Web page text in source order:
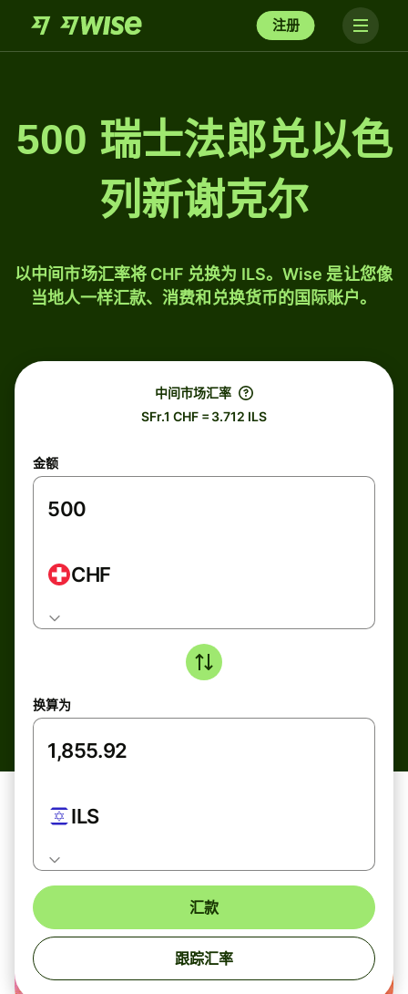
注册
500 瑞士法郎兑以色
列新谢克尔
以中间市场汇率将 CHF 兑换为 ILS。Wise 是让您像
当地人一样汇款、消费和兑换货币的国际账户。
中间市场汇率
SFr.1 CHF = 3.712 ILS
金额
CHF
换算为
ILS
汇款
跟踪汇率